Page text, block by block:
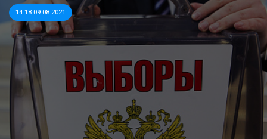
14:18 09.08.2021